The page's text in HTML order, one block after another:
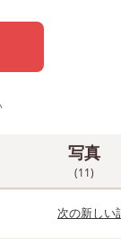
写真
(11)
次の新しい